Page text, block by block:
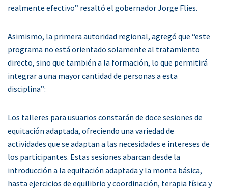
realmente efectivo” resaltó el gobernador Jorge Flies.
Asimismo, la primera autoridad regional, agregó que “este
programa no está orientado solamente al tratamiento
directo, sino que también a la formación, lo que permitirá
integrar a una mayor cantidad de personas a esta
disciplina”:
Los talleres para usuarios constarán de doce sesiones de
equitación adaptada, ofreciendo una variedad de
actividades que se adaptan a las necesidades e intereses de
los participantes. Estas sesiones abarcan desde la
introducción a la equitación adaptada y la monta básica,
hasta ejercicios de equilibrio y coordinación, terapia física y